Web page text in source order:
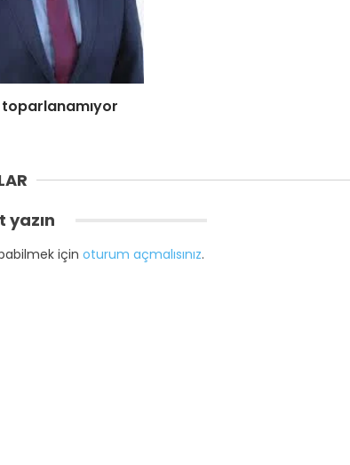
toparlanamıyor
yazın
için oturum açmalısınız.